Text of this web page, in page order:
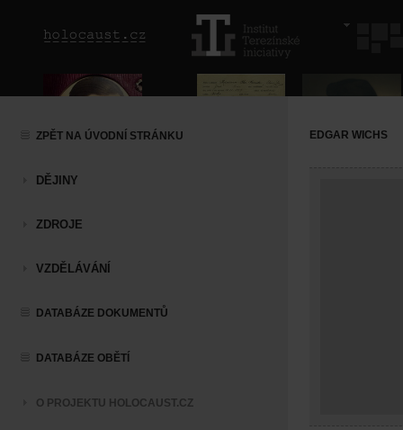
ZPĚT NA ÚVODNÍ STRÁNKU
DĚJINY
ZDROJE
VZDĚLÁVÁNÍ
DATABÁZE DOKUMENTŮ
DATABÁZE OBĚTÍ
O PROJEKTU HOLOCAUST.CZ
EDGAR WICHS